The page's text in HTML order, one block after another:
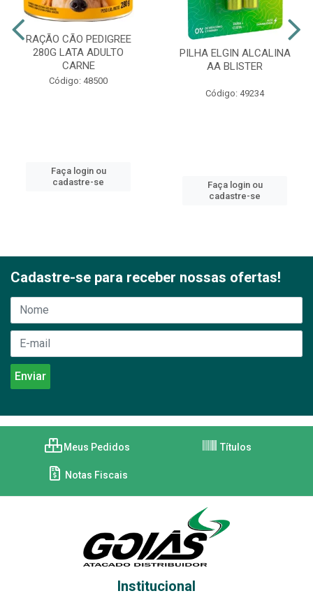
RAÇÃO CÃO PEDIGREE
280G LATA ADULTO
CARNE
Código: 48500
Faça login ou
cadastre-se
PILHA ELGIN ALCALINA
AA BLISTER
Código: 49234
Faça login ou
cadastre-se
Cadastre-se para receber nossas ofertas!
Meus Pedidos Títulos
Notas Fiscais
Institucional